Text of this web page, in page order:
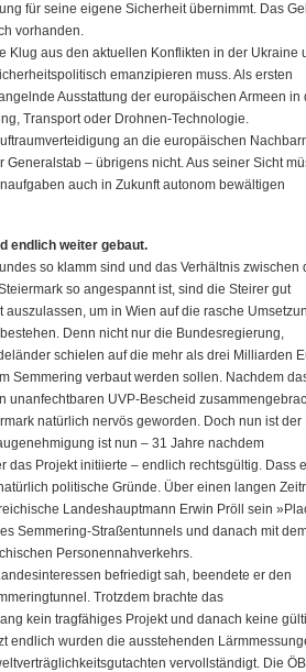
für seine eigene Sicherheit übernimmt. Das
vorhanden.
Klug aus den aktuellen Konflikten in der Ukraine
emanzipieren muss. Als ersten
Ausstattung der europäischen Armeen in
Transport oder Drohnen-Technologie.
an die europäischen
Generalstab – übrigens nicht. Aus seiner Sicht
auch in Zukunft autonom bewältigen
endlich weiter gebaut.
so klamm sind und das Verhältnis zwischen
so angespannt ist, sind die Steirer gut
auszulassen, um in Wien auf die rasche
Denn nicht nur die Bundesregierung,
schielen auf die mehr als drei Milliarden
Semmering verbaut werden sollen. Nachdem
unanfechtbaren UVP-Bescheid
natürlich nervös geworden. Doch nun ist der
ist nun – 31 Jahre nachdem
das Projekt initiierte – endlich rechtsgültig. Dass
politische Gründe. Über einen langen
Landeshauptmann Erwin Pröll sein
Semmering-Straßentunnels und danach mit
Personennahverkehrs.
befriedigt sah, beendete er den
Trotzdem brachte das
kein tragfähiges Projekt und danach keine
endlich wurden die ausstehenden
vervollständigt. Die